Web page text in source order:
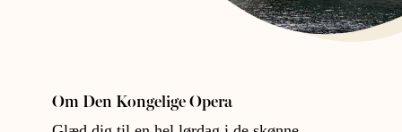
Om Den Kongelige Opera